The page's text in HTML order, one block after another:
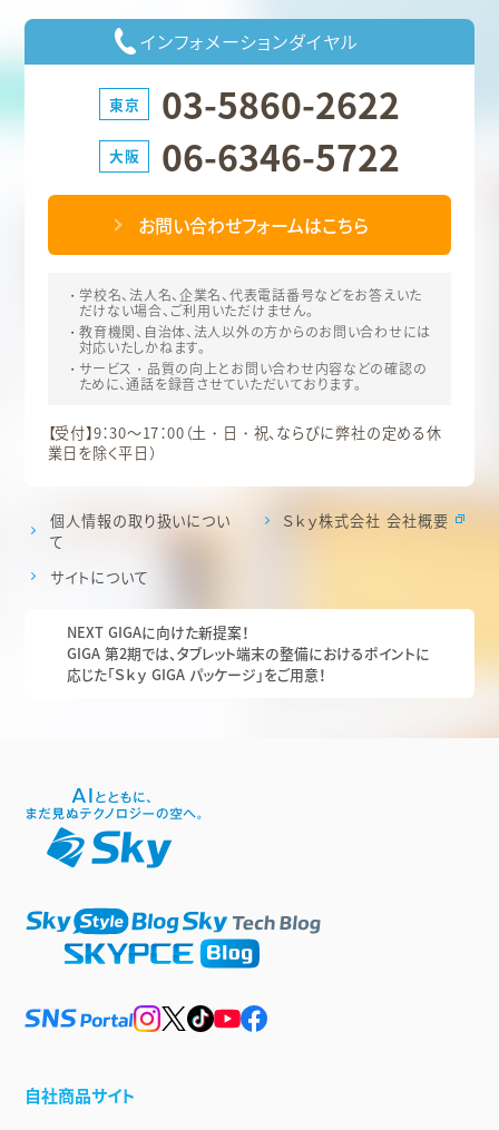
インフォメーションダイヤル
東京 03-5860-2622
大阪 06-6346-5722
お問い合わせフォームはこちら
学校名、法人名、企業名、代表電話番号などをお答えいた
だけない場合、ご利用いただけません。
教育機関、自治体、法人以外の方からのお問い合わせには
対応いたしかねます。
サービス・品質の向上とお問い合わせ内容などの確認の
ために、通話を録音させていただいております。
【受付】9：30～17：00（土・日・祝、ならびに弊社の定める休
業日を除く平日）
個人情報の取り扱いについ
て
サイトについて
Ｓｋｙ株式会社 会社概要
NEXT GIGAに向けた新提案！
GIGA 第2期では、タブレット端末の整備におけるポイントに
応じた「Ｓｋｙ GIGA パッケージ」をご用意！
自社商品サイト